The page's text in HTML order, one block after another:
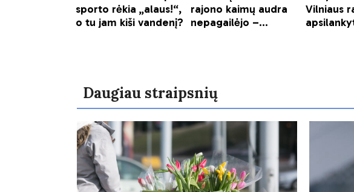
Daugiau straipsnių